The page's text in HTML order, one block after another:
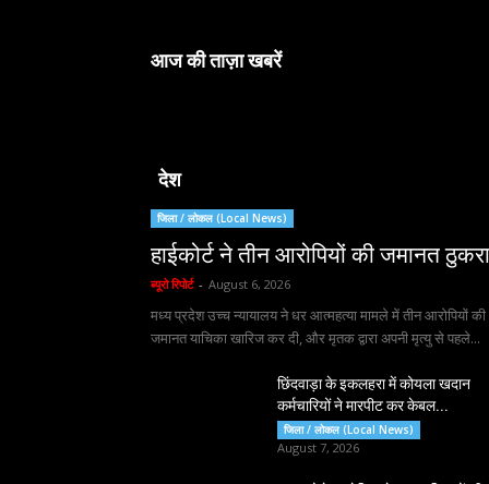
आज की ताज़ा खबरें
देश
जिला / लोकल (Local News)
हाईकोर्ट ने तीन आरोपियों की जमानत
ब्यूरो रिपोर्ट - August 6, 2026
मध्य प्रदेश उच्च न्यायालय ने धर आत्महत्या मामले में तीन आरोपियों की
जमानत याचिका खारिज कर दी, और मृतक द्वारा अपनी मृत्यु से पहले...
छिंदवाड़ा के इकलहरा में कोयला खदान
कर्मचारियों ने मारपीट कर केबल...
जिला / लोकल (Local News)
August 7, 2026